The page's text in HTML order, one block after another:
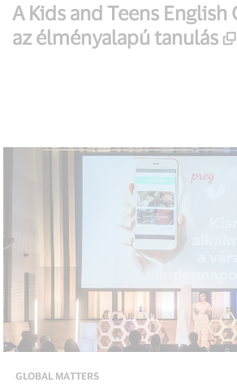
A Kids and Teens English
az élményalapú tanulás
GLOBAL MATTERS